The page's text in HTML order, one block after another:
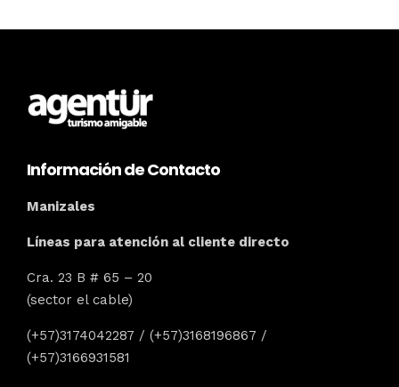
Información de Contacto
Manizales
Líneas para atención al cliente directo
Cra. 23 B # 65 – 20
(sector el cable)
(+57)3174042287 / (+57)3168196867 /
(+57)3166931581